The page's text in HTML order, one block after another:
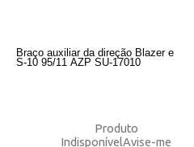
Braço auxiliar da direção Blazer e
S-10 95/11 AZP SU-17010
Produto
IndisponívelAvise-me